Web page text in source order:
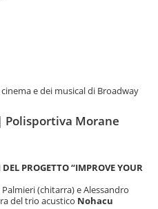
e dei musical di Broadway
Polisportiva Morane
PROGETTO “IMPROVE YOUR
(chitarra) e Alessandro
del trio acustico Nohacu